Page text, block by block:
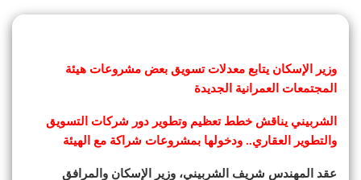
وزير الإسكان يتابع معدلات تسويق بعض مشروعات هيئة
المجتمعات العمرانية الجديدة
الشربيني يناقش خطط تعظيم وتطوير دور شركات التسويق
والتطوير العقاري.. ودخولها بمشروعات شراكة مع الهيئة
عقد المهندس شريف الشربيني، وزير الإسكان والمرافق